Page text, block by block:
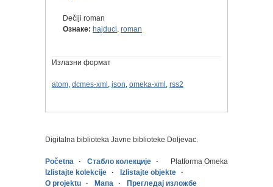
Dečiji roman
Ознаке: hajduci, roman
Излазни формат
atom, dcmes-xml , json, omeka-xml , rss2
Digitalna biblioteka Javne biblioteke Doljevac.
Početna
Стабло колекције
Izlistajte kolekcije
Izlistajte objekte
O projektu
Мапа Прегледај изложбе
Platforma Omeka